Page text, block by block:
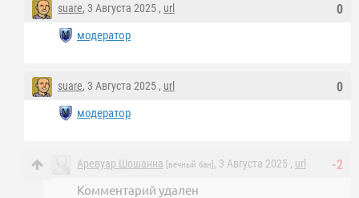
0
suare, 3 Августа 2025 , url
модератор
0
suare, 3 Августа 2025 , url
модератор
-2
Аревуар Шошанна [вечный бан] , 3 Августа 2025 , url
Комментарий удален